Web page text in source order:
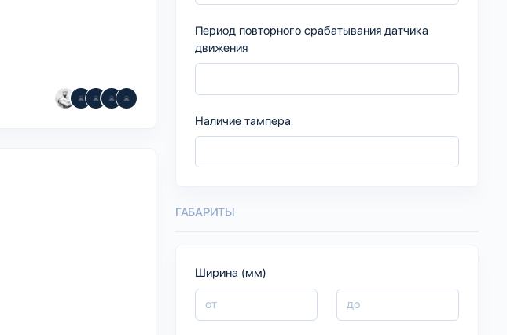
Период повторного срабатывания датчика
движения
Наличие тампера
ГАБАРИТЫ
Ширина (мм)